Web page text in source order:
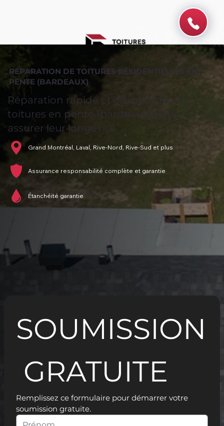
RÉPARATION DE TOITURES RÉSIDENTIELLES EN
PENTE (BARDEAUX)
Réparation rapide et efficace de vos
toitures en pente (bardeaux) pour
assurer leur longévité.
Grand Montréal, Laval, Rive-Nord, Rive-Sud et plus
Assurance responsabilité complète et garantie
Étanchéité garantie
SOUMISSION
GRATUITE
Remplissez ce formulaire pour démarrer votre
soumission gratuite.